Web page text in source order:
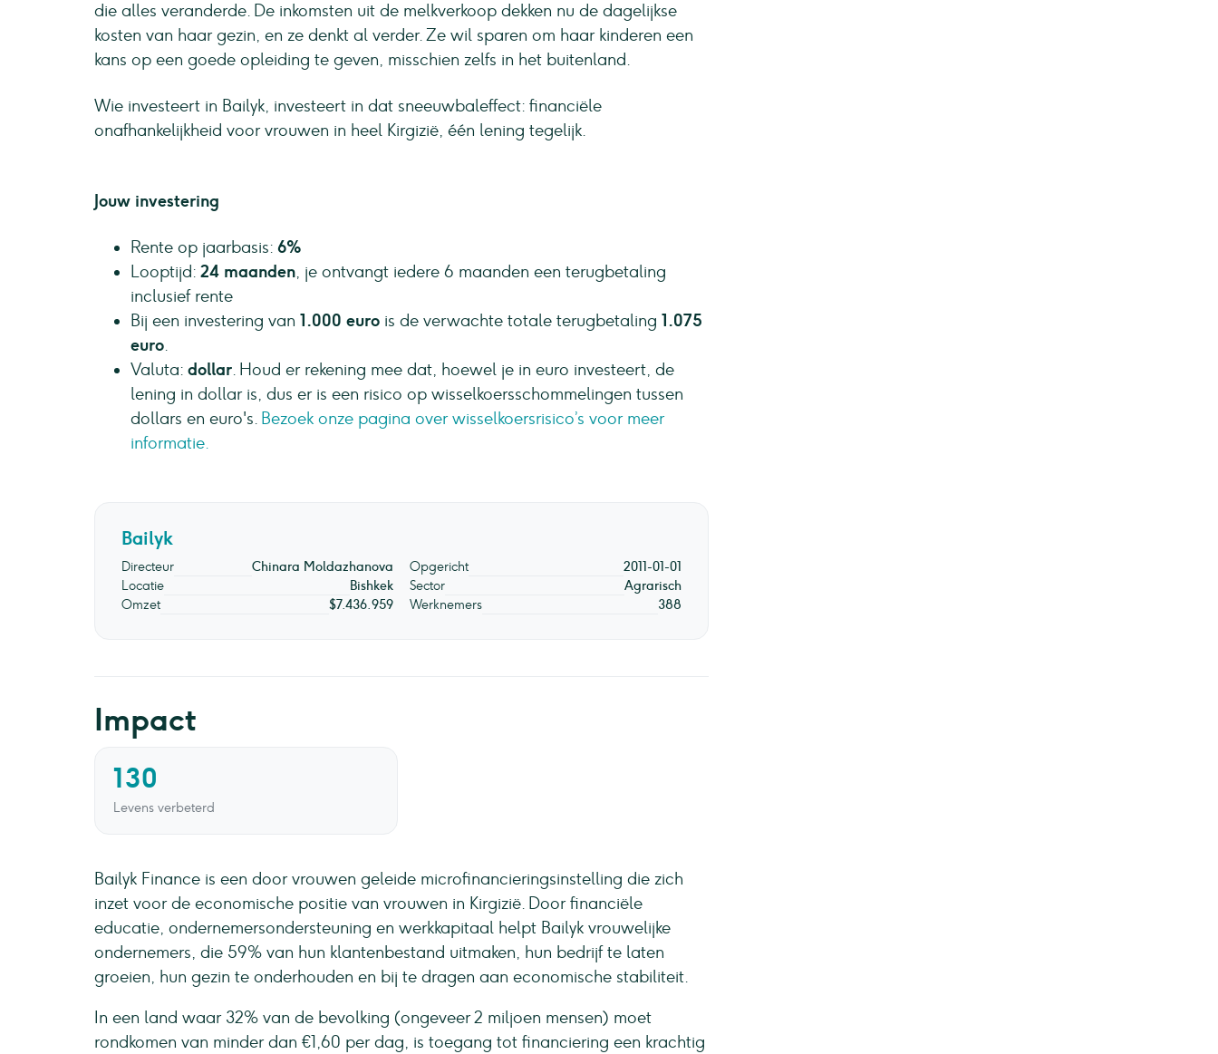
die alles veranderde. De inkomsten uit de melkverkoop dekken nu de dagelijkse
kosten van haar gezin, en ze denkt al verder. Ze wil sparen om haar kinderen een
kans op een goede opleiding te geven, misschien zelfs in het buitenland.
Wie investeert in Bailyk, investeert in dat sneeuwbaleffect: financiële
onafhankelijkheid voor vrouwen in heel Kirgizië, één lening tegelijk.
Jouw investering
Rente op jaarbasis: 6%
Looptijd: 24 maanden, je ontvangt iedere 6 maanden een terugbetaling
inclusief rente
Bij een investering van 1.000 euro is de verwachte totale terugbetaling 1.075
euro.
Valuta: dollar. Houd er rekening mee dat, hoewel je in euro investeert, de
lening in dollar is, dus er is een risico op wisselkoersschommelingen tussen
dollars en euro's. Bezoek onze pagina over wisselkoersrisico’s voor meer
informatie.
Bailyk
Directeur Chinara Moldazhanova Opgericht
2011-01-01
Locatie
Bishkek Sector
Agrarisch
Omzet
$7.436.959 Werknemers 388
Impact
130
Levens verbeterd
Bailyk Finance is een door vrouwen geleide microfinancieringsinstelling die zich
inzet voor de economische positie van vrouwen in Kirgizië. Door financiële
educatie, ondernemersondersteuning en werkkapitaal helpt Bailyk vrouwelijke
ondernemers, die 59% van hun klantenbestand uitmaken, hun bedrijf te laten
groeien, hun gezin te onderhouden en bij te dragen aan economische stabiliteit.
In een land waar 32% van de bevolking (ongeveer 2 miljoen mensen) moet
rondkomen van minder dan €1,60 per dag, is toegang tot financiering een krachtig